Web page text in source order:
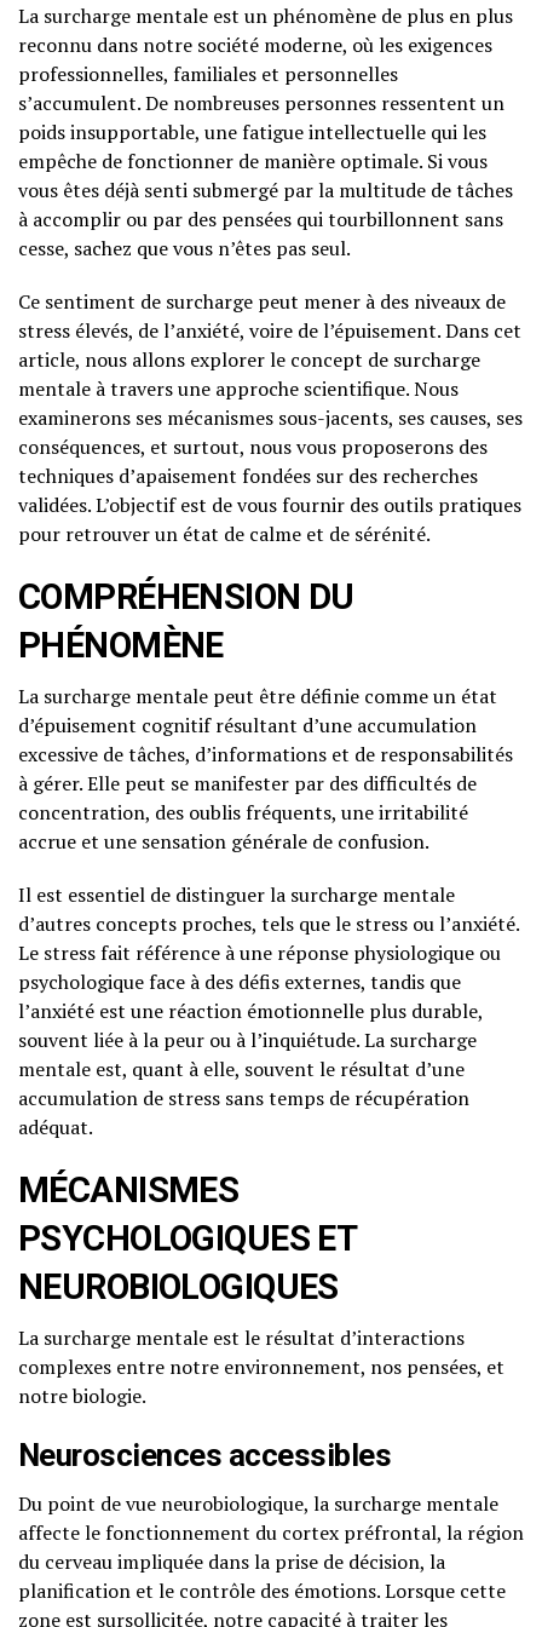
La surcharge mentale est un phénomène de plus en plus
reconnu dans notre société moderne, où les exigences
professionnelles, familiales et personnelles
s’accumulent. De nombreuses personnes ressentent un
poids insupportable, une fatigue intellectuelle qui les
empêche de fonctionner de manière optimale. Si vous
vous êtes déjà senti submergé par la multitude de tâches
à accomplir ou par des pensées qui tourbillonnent sans
cesse, sachez que vous n’êtes pas seul.
Ce sentiment de surcharge peut mener à des niveaux de
stress élevés, de l’anxiété, voire de l’épuisement. Dans cet
article, nous allons explorer le concept de surcharge
mentale à travers une approche scientifique. Nous
examinerons ses mécanismes sous-jacents, ses causes, ses
conséquences, et surtout, nous vous proposerons des
techniques d’apaisement fondées sur des recherches
validées. L’objectif est de vous fournir des outils pratiques
pour retrouver un état de calme et de sérénité.
COMPRÉHENSION DU
PHÉNOMÈNE
La surcharge mentale peut être définie comme un état
d’épuisement cognitif résultant d’une accumulation
excessive de tâches, d’informations et de responsabilités
à gérer. Elle peut se manifester par des difficultés de
concentration, des oublis fréquents, une irritabilité
accrue et une sensation générale de confusion.
Il est essentiel de distinguer la surcharge mentale
d’autres concepts proches, tels que le stress ou l’anxiété.
Le stress fait référence à une réponse physiologique ou
psychologique face à des défis externes, tandis que
l’anxiété est une réaction émotionnelle plus durable,
souvent liée à la peur ou à l’inquiétude. La surcharge
mentale est, quant à elle, souvent le résultat d’une
accumulation de stress sans temps de récupération
adéquat.
MÉCANISMES
PSYCHOLOGIQUES ET
NEUROBIOLOGIQUES
La surcharge mentale est le résultat d’interactions
complexes entre notre environnement, nos pensées, et
notre biologie.
Neurosciences accessibles
Du point de vue neurobiologique, la surcharge mentale
affecte le fonctionnement du cortex préfrontal, la région
du cerveau impliquée dans la prise de décision, la
planification et le contrôle des émotions. Lorsque cette
zone est sursollicitée, notre capacité à traiter les